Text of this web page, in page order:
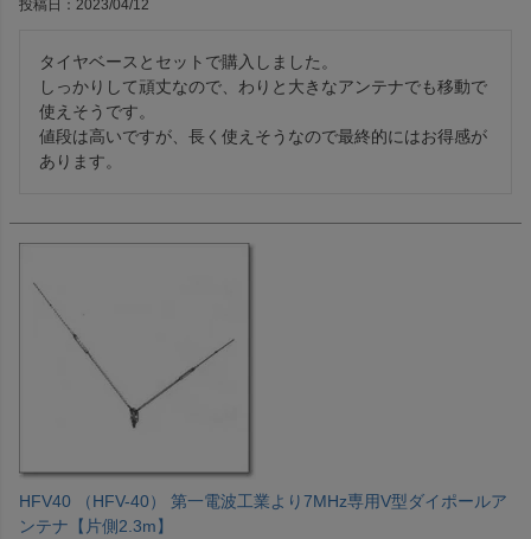
投稿日 2023/04/12
タイヤベースとセットで購入しました。
しっかりして頑丈なので、わりと大きなアンテナでも移動で
使えそうです。
値段は高いですが、長く使えそうなので最終的にはお得感が
あります。
HFV40 （HFV-40） 第一電波工業より7MHz専用V型ダイポールア
ンテナ【片側2.3m】